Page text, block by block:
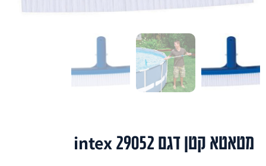
מטאטא קטן דגם 29052 intex